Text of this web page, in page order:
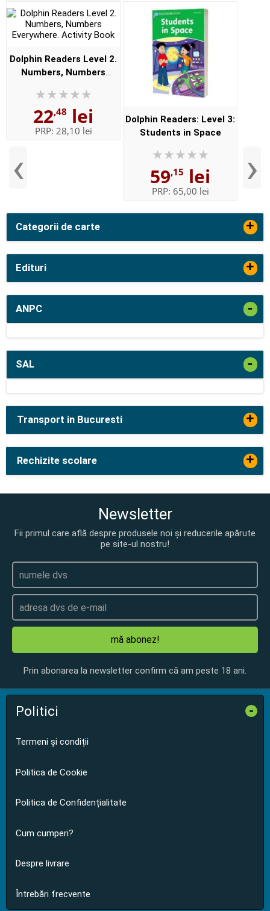
Categorii de carte +
Edituri +
ANPC -
SAL -
‹
Dolphin Readers Level 2.
Numbers, Numbers
Book
22,48 lei
PRP: 28,10 lei
Dolphin Readers: Level 3:
Students in Space
59,15 lei
PRP: 65,00 lei ›
Transport in Bucuresti +
Rechizite scolare +
Newsletter
Fii primul care află despre produsele noi și reducerile apărute
pe site-ul nostru!
mă abonez!
Prin abonarea la newsletter confirm că am peste 18 ani.
Politici -
Termeni și condiții
Politica de Cookie
Politica de Confidențialitate
Cum cumperi?
Despre livrare
Întrebări frecvente